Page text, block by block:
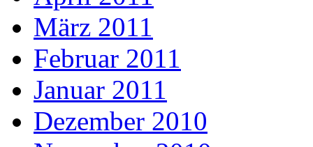
März 2011
Februar 2011
Januar 2011
Dezember 2010